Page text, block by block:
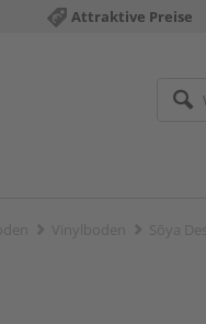
Attraktive Preise